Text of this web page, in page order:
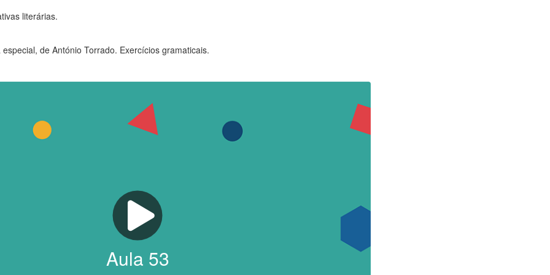
literárias.
de António Torrado. Exercícios gramaticais.
Aula 53